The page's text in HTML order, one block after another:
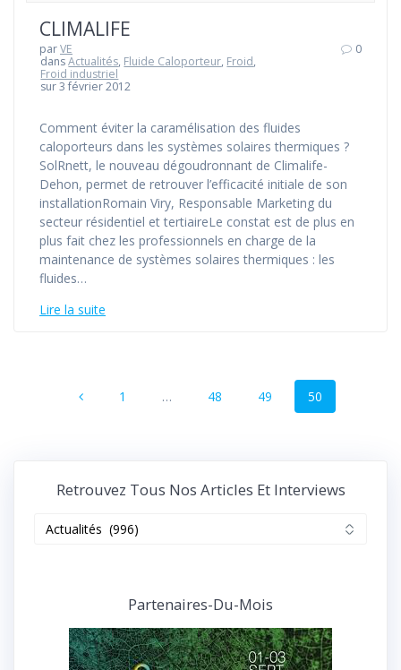
CLIMALIFE
parVE
dansActualités, Fluide Caloporteur, Froid,
Froid industriel
sur 3 février 2012
0
Comment éviter la caramélisation des fluides
caloporteurs dans les systèmes solaires thermiques ?
SolRnett, le nouveau dégoudronnant de Climalife-
Dehon, permet de retrouver l’efficacité initiale de son
installationRomain Viry, Responsable Marketing du
secteur résidentiel et tertiaireLe constat est de plus en
plus fait chez les professionnels en charge de la
maintenance de systèmes solaires thermiques : les
fluides…
Lire la suite
des
articles
Page
1 … Page
48 Page
49 Page
50
Retrouvez Tous Nos Articles Et Interviews
interviews
Partenaires-Du-Mois